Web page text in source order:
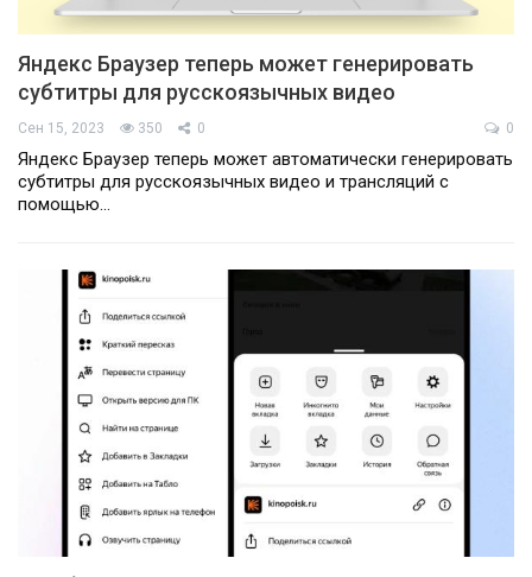
Яндекс Браузер теперь может генерировать
субтитры для русскоязычных видео
Сен 15, 2023 350 0 0
Яндекс Браузер теперь может автоматически генерировать
субтитры для русскоязычных видео и трансляций с
помощью…